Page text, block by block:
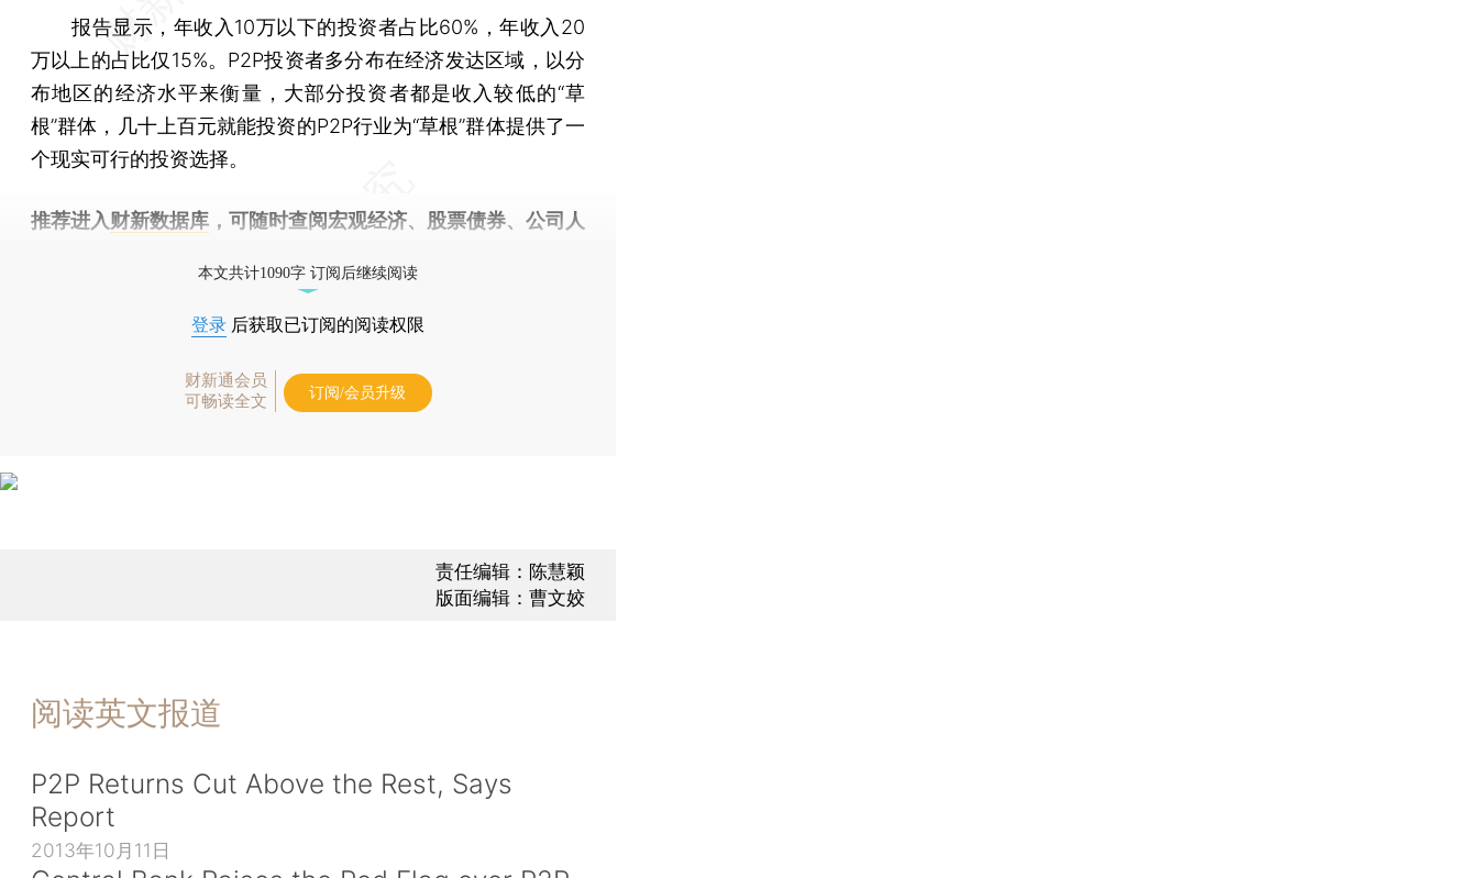
报告显示，年收入10万以下的投资者占比60%，年收入20
万以上的占比仅15%。P2P投资者多分布在经济发达区域，以分
布地区的经济水平来衡量，大部分投资者都是收入较低的“草
根”群体，几十上百元就能投资的P2P行业为“草根”群体提供了一
个现实可行的投资选择。
推荐进入财新数据库 ，可随时查阅宏观经济、股票债券、公司人
本文共计1090字 订阅后继续阅读
登录 后获取已订阅的阅读权限
财新通会员
可畅读全文
订阅/会员升级
责任编辑：陈慧颖
版面编辑：曹文姣
阅读英文报道
P2P Returns Cut Above the Rest, Says
Report
2013年10月11日